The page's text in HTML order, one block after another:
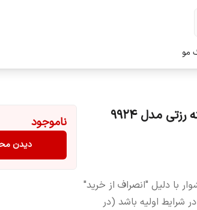
مو
با دلیل "انصراف از خرید"
شرایط اولیه باشد (در
ناموجود
دیدن